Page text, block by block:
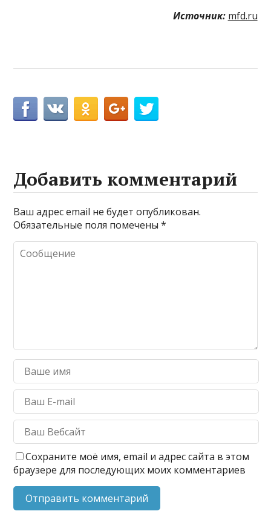
Источник: mfd.ru
Добавить комментарий
Ваш адрес email не будет опубликован.
Обязательные поля помечены*
Сохраните моё имя, email и адрес сайта в этом
браузере для последующих моих комментариев